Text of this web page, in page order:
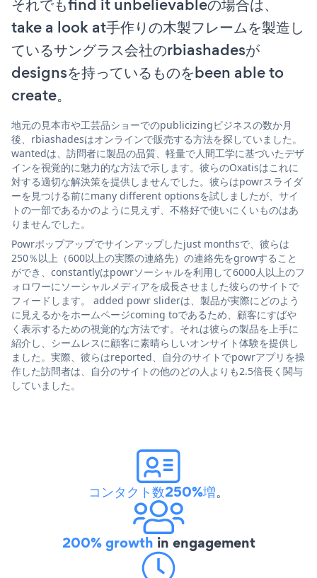
それでもfind it unbelievableの場合は、
take a look at手作りの木製フレームを製造し
ているサングラス会社のrbiashadesが
designsを持っているものをbeen able to
create。
地元の見本市や工芸品ショーでのpublicizingビジネスの数か月
後、rbiashadesはオンラインで販売する方法を探していました。
wantedは、訪問者に製品の品質、軽量で人間工学に基づいたデザ
インを視覚的に魅力的な方法で示します。彼らのOxatisはこれに
対する適切な解決策を提供しませんでした。彼らはpowrスライダ
ーを見つける前にmany different optionsを試しましたが、サイ
トの一部であるかのように見えず、不格好で使いにくいものはあ
りませんでした。
Powrポップアップでサインアップしたjust monthsで、彼らは
250％以上（600以上の実際の連絡先）の連絡先をgrowすること
ができ、constantlyはpowrソーシャルを利用して6000人以上のフ
ォロワーにソーシャルメディアを成長させました彼らのサイトで
フィードします。 added powr sliderは、製品が実際にどのよう
に見えるかをホームページcoming toであるため、顧客にすばや
く表示するための視覚的な方法です。それは彼らの製品を上手に
紹介し、シームレスに顧客に素晴らしいオンサイト体験を提供し
ました。実際、彼らはreported、自分のサイトでpowrアプリを操
作した訪問者は、自分のサイトの他のどの人よりも2.5倍長く関与
していました。
コンタクト数250%増。
200% growth in engagement